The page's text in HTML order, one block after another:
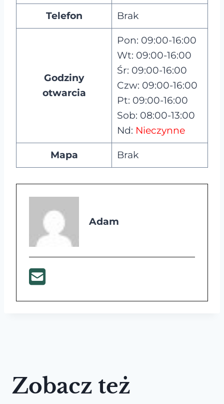
Telefon Brak
Godziny
otwarcia
Pon: 09:00-16:00
Wt: 09:00-16:00
Śr: 09:00-16:00
Czw: 09:00-16:00
Pt: 09:00-16:00
Sob: 08:00-13:00
Nd: Nieczynne
Mapa Brak
Adam
Zobacz też